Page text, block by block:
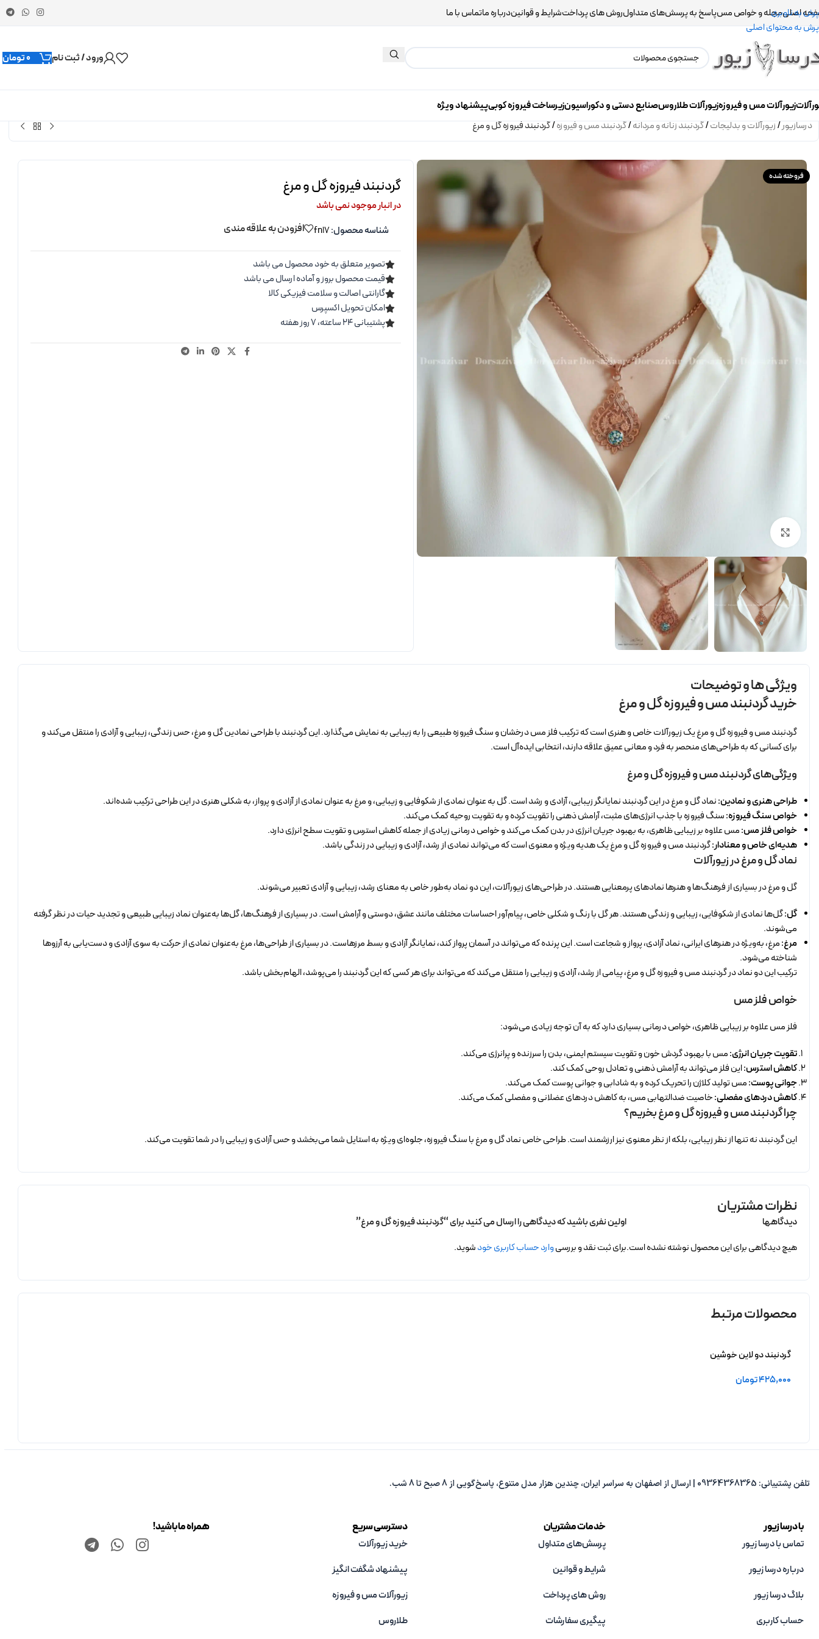
پرش به ناوبری
پرش به محتوای اصلی
اصلیمجله و خواص مسپاسخ به پرسش‌های متداولروش های پرداختشرایط و قوانیندرباره ماتماس با ما
ورود / ثبت نام 0تومان
زیورآلات مس و فیروزهزیورآلات طلاروسصنایع دستی و دکوراسیونزیرساخت فیروزه کوبیپیشنهاد ویژه
درسازیور/زیورآلات و بدلیجات/گردنبند زنانه و مردانه/گردنبند مس و فیروزه/گردنبند فیروزه گل و مرغ
فروخته شده گردنبند فیروزه گل و مرغ
در انبار موجود نمی باشد
شناسه محصول:fn17 افزودن به علاقه مندی
تصویر متعلق به خود محصول می باشد
قیمت محصول بروز و آماده ارسال می باشد
گارانتی اصالت و سلامت فیزیکی کالا
امکان تحویل اکسپرس
پشتیبانی ۲۴ ساعته، ۷ روز هفته
ویژگی ها و توضیحات
خرید گردنبند مس و فیروزه گل و مرغ
گردنبند مس و فیروزه گل و مرغ یک زیورآلات خاص و هنری است که ترکیب فلز مس درخشان و سنگ فیروزه طبیعی را به زیبایی به نمایش می‌گذارد. این گردنبند با طراحی نمادین گل و مرغ، حس زندگی، زیبایی و آزادی را منتقل می‌کند و
برای کسانی که به طراحی‌های منحصر به فرد و معانی عمیق علاقه دارند، انتخابی ایده‌آل است.
ویژگی‌های گردنبند مس و فیروزه گل و مرغ
طراحی هنری و نمادین:نماد گل و مرغ در این گردنبند نمایانگر زیبایی، آزادی و رشد است. گل به عنوان نمادی از شکوفایی و زیبایی، و مرغ به عنوان نمادی از آزادی و پرواز، به شکلی هنری در این طراحی ترکیب شده‌اند.
خواص سنگ فیروزه:سنگ فیروزه با جذب انرژی‌های مثبت، آرامش ذهنی را تقویت کرده و به تقویت روحیه کمک می‌کند.
خواص فلز مس:مس علاوه بر زیبایی ظاهری، به بهبود جریان انرژی در بدن کمک می‌کند و خواص درمانی زیادی از جمله کاهش استرس و تقویت سطح انرژی دارد.
هدیه‌ای خاص و معنادار:گردنبند مس و فیروزه گل و مرغ یک هدیه ویژه و معنوی است که می‌تواند نمادی از رشد، آزادی و زیبایی در زندگی باشد.
نماد گل و مرغ در زیورآلات
گل و مرغ در بسیاری از فرهنگ‌ها و هنرها نمادهای پرمعنایی هستند. در طراحی‌های زیورآلات، این دو نماد به‌طور خاص به معنای رشد، زیبایی و آزادی تعبیر می‌شوند.
گل:گل‌ها نمادی از شکوفایی، زیبایی و زندگی هستند. هر گل با رنگ و شکلی خاص، پیام‌آور احساسات مختلف مانند عشق، دوستی و آرامش است. در بسیاری از فرهنگ‌ها، گل‌ها به‌عنوان نماد زیبایی طبیعی و تجدید حیات در نظر گرفته
می‌شوند.
مرغ:مرغ، به‌ویژه در هنرهای ایرانی، نماد آزادی، پرواز و شجاعت است. این پرنده که می‌تواند در آسمان پرواز کند، نمایانگر آزادی و بسط مرزهاست. در بسیاری از طراحی‌ها، مرغ به‌عنوان نمادی از حرکت به سوی آزادی و دست‌یابی به آرزوها
شناخته می‌شود.
ترکیب این دو نماد در گردنبند مس و فیروزه گل و مرغ، پیامی از رشد، آزادی و زیبایی را منتقل می‌کند که می‌تواند برای هر کسی که این گردنبند را می‌پوشد، الهام‌بخش باشد.
خواص فلز مس
فلز مس علاوه بر زیبایی ظاهری، خواص درمانی بسیاری دارد که به آن توجه زیادی می‌شود:
تقویت جریان انرژی:مس با بهبود گردش خون و تقویت سیستم ایمنی، بدن را سرزنده و پرانرژی می‌کند.
کاهش استرس:این فلز می‌تواند به آرامش ذهنی و تعادل روحی کمک کند.
جوانی پوست:مس تولید کلاژن را تحریک کرده و به شادابی و جوانی پوست کمک می‌کند.
کاهش دردهای مفصلی:خاصیت ضدالتهابی مس، به کاهش دردهای عضلانی و مفصلی کمک می‌کند.
چرا گردنبند مس و فیروزه گل و مرغ بخریم؟
این گردنبند نه تنها از نظر زیبایی، بلکه از نظر معنوی نیز ارزشمند است. طراحی خاص نماد گل و مرغ با سنگ فیروزه، جلوه‌ای ویژه به استایل شما می‌بخشد و حس آزادی و زیبایی را در شما تقویت می‌کند.
نظرات مشتریان
دیدگاهها
هیچ دیدگاهی برای این محصول نوشته نشده است.
اولین نفری باشید که دیدگاهی را ارسال می کنید برای “گردنبند فیروزه گل و مرغ”
برای ثبت نقد و بررسیوارد حساب کاربری خودشوید.
محصولات مرتبط
گردنبند دو لاین خوشین
425,000تومان
تلفن پشتیبانی: 09364368365 | ارسال از اصفهان به سراسر ایران، چندین هزار مدل متنوع، پاسخ‌گویی از 8 صبح تا 8 شب.
با درسا زیور
تماس با درسا زیور
درباره درسا زیور
بلاگ درسا زیور
حساب کاربری
خدمات مشتریان
پرسش‌های متداول
شرایط و قوانین
روش های پرداخت
پیگیری سفارشات
دسترسی سریع
خرید زیورآلات
پیشنهاد شگفت انگیز
زیورآلات مس و فیروزه‌
طلاروس
همراه ما باشید!